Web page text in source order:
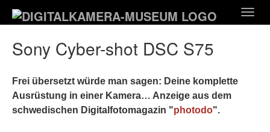
Hauptinhalt
Sony Cyber-shot DSC S75
Frei übersetzt würde man sagen: Deine komplette
Ausrüstung in einer Kamera… Anzeige aus dem
schwedischen Digitalfotomagazin "photodo".